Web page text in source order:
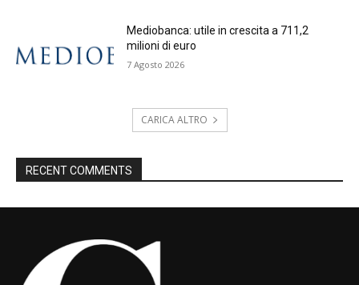
Mediobanca: utile in crescita a 711,2
milioni di euro
7 Agosto 2026
CARICA ALTRO
RECENT COMMENTS